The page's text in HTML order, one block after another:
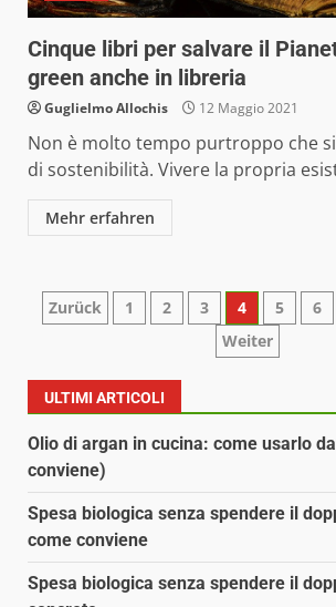
Cinque libri per salvare il
green anche in libreria
Guglielmo Allochis 12 Maggio 2021
Non è molto tempo purtroppo che
di sostenibilità. Vivere la propria
Mehr erfahren
Paginazione
articoli
Zurück 1 2 3 4 5 6
Weiter
ULTIMI ARTICOLI
Olio di argan in cucina: come usarlo
conviene)
Spesa biologica senza spendere il
come conviene
Spesa biologica senza spendere il